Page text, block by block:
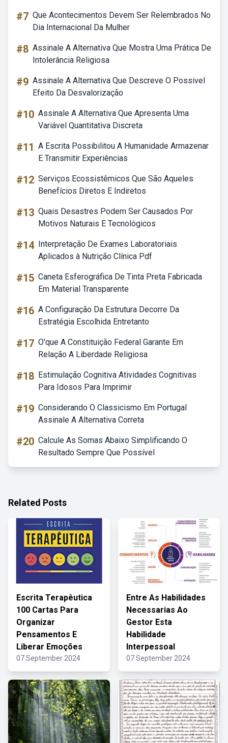
#7 Que Acontecimentos Devem Ser Relembrados No
Dia Internacional Da Mulher
#8 Assinale A Alternativa Que Mostra Uma Prática De
Intolerância Religiosa
#9 Assinale A Alternativa Que Descreve O Possivel
Efeito Da Desvalorização
#10 Assinale A Alternativa Que Apresenta Uma
Variável Quantitativa Discreta
#11 A Escrita Possibilitou A Humanidade Armazenar
E Transmitir Experiências
#12 Serviços Ecossistêmicos Que São Aqueles
Benefícios Diretos E Indiretos
#13 Quais Desastres Podem Ser Causados Por
Motivos Naturais E Tecnológicos
#14 Interpretação De Exames Laboratoriais
Aplicados à Nutrição Clínica Pdf
#15 Caneta Esferográfica De Tinta Preta Fabricada
Em Material Transparente
#16 A Configuração Da Estrutura Decorre Da
Estratégia Escolhida Entretanto
#17 O'que A Constituição Federal Garante Em
Relação A Liberdade Religiosa
#18 Estimulação Cognitiva Atividades Cognitivas
Para Idosos Para Imprimir
#19 Considerando O Classicismo Em Portugal
Assinale A Alternativa Correta
#20 Calcule As Somas Abaixo Simplificando O
Resultado Sempre Que Possível
Related Posts
Escrita Terapêutica
100 Cartas Para
Organizar
Pensamentos E
Liberar Emoções
07 September 2024
Entre As Habilidades
Necessarias Ao
Gestor Esta
Habilidade
Interpessoal
07 September 2024